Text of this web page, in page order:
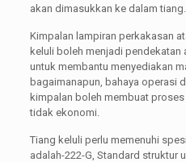
akan dimasukkan ke dalam tiang.
Kimpalan lampiran perkakasan
keluli boleh menjadi pendekatan
untuk membantu menyediakan
bagaimanapun, bahaya operasi
kimpalan boleh membuat
tidak ekonomi.
Tiang keluli perlu memenuhi
adalah-222-G, Standard struktur